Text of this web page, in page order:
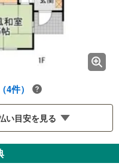
件）
い目安を見る